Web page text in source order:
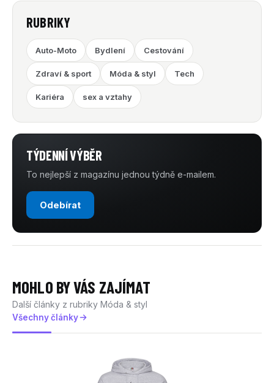
RUBRIKY
Auto-Moto Bydlení Cestování
Zdraví & sport Móda & styl Tech
Kariéra sex a vztahy
TÝDENNÍ VÝBĚR
To nejlepší z magazínu jednou týdně e-mailem.
Odebírat
MOHLO BY VÁS ZAJÍMAT
Další články z rubriky Móda & styl
Všechny články